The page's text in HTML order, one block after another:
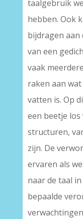
taalgebruik
hebben. Ook
bijdragen aan
van een
vaak
raken aan
vatten is. Op
een beetje los
structuren,
zijn. De
ervaren als
naar de taal
bepaalde